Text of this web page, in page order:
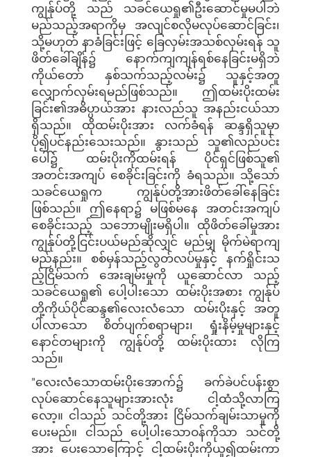
ကျွန်ုပ်တို့ သည် သခင်ယေရှု၏ဦးဆောင်မှုမပါဘဲ
မည်သည့်အရာကိုမှ အလျင်စလိုမလုပ်ဆောင်ခြင်း၊
သို့မဟုတ် နာခံခြင်းဖြင့် ခြေလှမ်းအသစ်လှမ်းရန် သူ
ဖိတ်ခေါ်ချိန်၌ နောက်ကျကျန်ရစ်နေခြင်းမရှိဘဲ
ကိုယ်တော် နှစ်သက်သည့်လမ်း၌ သူနှင့်အတူ
လျှောက်လှမ်းရမည်ဖြစ်သည်။ ဤထမ်းပိုးထမ်း
ခြင်း၏အဓိပ္ပာယ်အား နားလည်သူ အနည်းငယ်သာ
ရှိသည်။ ထိုထမ်းပိုးအား လက်ခံရန် ဆန္ဒရှိသူမှာ
ပို၍ပင်နည်းသေးသည်။ နွားသည် သူ၏လည်ပင်း
ပေါ်၌ ထမ်းပိုးကိုထမ်းရန် ပိုင်ရှင်ဖြစ်သူ၏
အတင်းအကျပ် စေခိုင်းခြင်းကို ခံရသည်။ သို့သော်
သခင်ယေရှုက ကျွန်ုပ်တို့အားဖိတ်ခေါ်နေခြင်း
ဖြစ်သည်။ ဤနေရာ၌ မဖြစ်မနေ အတင်းအကျပ်
စေခိုင်းသည့် သဘောမျိုးမရှိပါ။ ထိုဖိတ်ခေါ်မှုအား
ကျွန်ုပ်တို့ငြင်းပယ်မည်ဆိုလျှင် မည်မျှ မိုက်မဲရာကျ
မည်နည်း။ စစ်မှန်သည့်လွတ်လပ်မှုနှင့် နက်ရှိုင်းသ
ည့်ငြိမ်သက် အေးချမ်းမှုကို ယူဆောင်လာ သည့်
သခင်ယေရှု၏ ပေါ့ပါးသော ထမ်းပိုးအစား ကျွန်ုပ်
တို့ကိုယ်ပိုင်ဆန္ဒ၏လေးလံသော ထမ်းပိုးနှင့် အတူ
ပါလာသော စိတ်ပျက်စရာများ၊ ရှုံးနိမ့်မှုများနှင့်
နောင်တများကို ကျွန်ုပ်တို့ ထမ်းပိုးထား လိုကြ
သည်။
"လေးလံသောထမ်းပိုးအောက်၌ ခက်ခဲပင်ပန်းစွာ
လုပ်ဆောင်နေသူများအားလုံး ငါ့ထံသို့လာကြ
လော့။ ငါသည် သင်တို့အား ငြိမ်သက်ချမ်းသာမှုကို
ပေးမည်။ ငါသည် ပေါ့ပါးသောဝန်ကိုသာ သင်တို့
အား ပေးသောကြောင့် ငါ့ထမ်းပိုးကိုယူ၍ထမ်းကာ